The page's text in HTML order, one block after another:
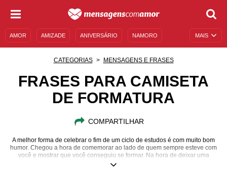
MAIS
AMOR AMIZADE ANIVERSÁRIO NAMORO
MENSAGENS E FRASES MENSAGENS DE ANIVERSÁRIO
CATEGORIAS MENSAGENS E FRASES
FRASES PARA CAMISETA
DE FORMATURA
COMPARTILHAR
A melhor forma de celebrar o fim de um ciclo de estudos é com muito bom
humor. Chegou a hora de comemorar ao lado de quem sempre esteve com
você e mostrar que você conseguiu se formar. Na hora de deixar uma
mensagem na camiseta de formatura de alguém, é aqui que você deve se